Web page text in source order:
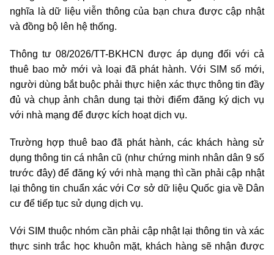
nghĩa là dữ liệu viễn thông của bạn chưa được cập nhật
và đồng bộ lên hệ thống.
Thông tư 08/2026/TT-BKHCN được áp dụng đối với cả
thuê bao mở mới và loại đã phát hành. Với SIM số mới,
người dùng bắt buộc phải thực hiện xác thực thông tin đầy
đủ và chụp ảnh chân dung tại thời điểm đăng ký dịch vụ
với nhà mạng để được kích hoạt dịch vụ.
Trường hợp thuê bao đã phát hành, các khách hàng sử
dụng thông tin cá nhân cũ (như chứng minh nhân dân 9 số
trước đây) để đăng ký với nhà mạng thì cần phải cập nhật
lại thông tin chuẩn xác với Cơ sở dữ liệu Quốc gia về Dân
cư để tiếp tục sử dụng dịch vụ.
Với SIM thuộc nhóm cần phải cập nhật lại thông tin và xác
thực sinh trắc học khuôn mặt, khách hàng sẽ nhận được